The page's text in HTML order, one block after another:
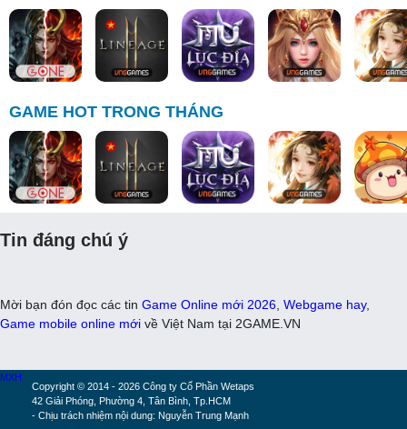
GAME HOT TRONG THÁNG
Tin đáng chú ý
Mời bạn đón đọc các tin Game Online mới 2026 Webgame hay,
Game mobile online mới về Việt Nam tại 2GAME.VN
Copyright © 2014 - 2026 Công ty Cổ Phần Wetaps
42 Giải Phóng, Phường 4, Tân Bình, Tp.HCM
- Chịu trách nhiệm nội dung: Nguyễn Trung Mạnh
MXH